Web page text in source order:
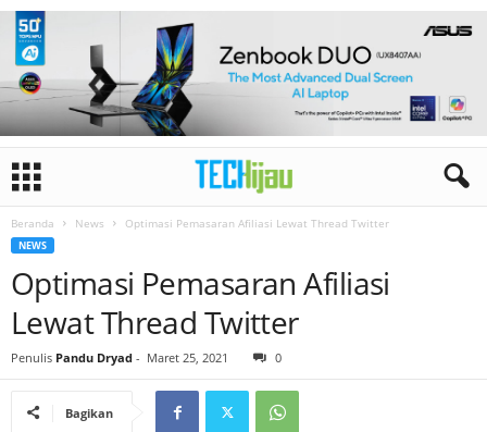
Beranda News Optimasi Pemasaran Afiliasi Lewat Thread Twitter
NEWS
Optimasi Pemasaran Afiliasi
Lewat Thread Twitter
Penulis Pandu Dryad - Maret 25, 2021 0
Bagikan